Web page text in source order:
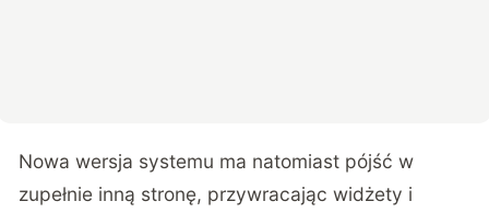
Nowa wersja systemu ma natomiast pójść w
zupełnie inną stronę, przywracając widżety i